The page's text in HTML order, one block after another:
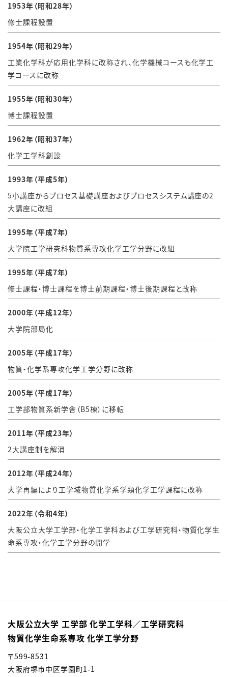
1953年（昭和28年）
修士課程設置
1954年（昭和29年）
工業化学科が応用化学科に改称され、化学機械コースも化学工
学コースに改称
1955年（昭和30年）
博士課程設置
1962年（昭和37年）
化学工学科創設
1993年（平成5年）
5小講座からプロセス基礎講座およびプロセスシステム講座の2
大講座に改組
1995年（平成7年）
大学院工学研究科物質系専攻化学工学分野に改組
1995年（平成7年）
修士課程・博士課程を博士前期課程・博士後期課程と改称
2000年（平成12年）
大学院部局化
2005年（平成17年）
物質・化学系専攻化学工学分野に改称
2005年（平成17年）
工学部物質系新学舎（B5棟）に移転
2011年（平成23年）
2大講座制を解消
2012年（平成24年）
大学再編により工学域物質化学系学類化学工学課程に改称
2022年（令和4年）
⼤阪公⽴⼤学⼯学部・化学⼯学科および⼯学研究科・物質化学⽣
命系専攻・化学⼯学分野の開学
大阪公立大学 工学部 化学工学科／⼯学研究科
物質化学⽣命系専攻 化学⼯学分野
〒599-8531
大阪府堺市中区学園町1-1